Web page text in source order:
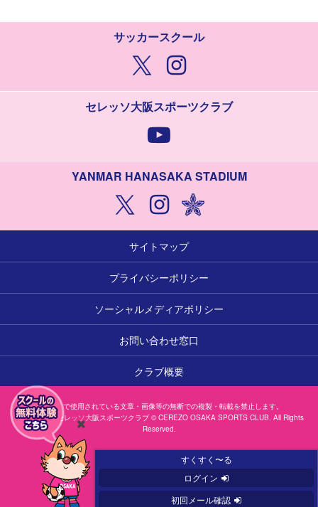
サッカースクール
セレッソ大阪スポーツクラブ
YANMAR HANASAKA STADIUM
サイトマップ
プライバシーポリシー
ソーシャルメディアポリシー
お問い合わせ窓口
クラブ概要
本サイトで使用されている文章・画像等の無断での複製・転載を禁止します。
一般社団法人セレッソ大阪スポーツクラブ © CEREZO OSAKA SPORTS CLUB. All Rights
Reserved.
閉
じ
る
すくすく〜る
ログイン
初回メール確認